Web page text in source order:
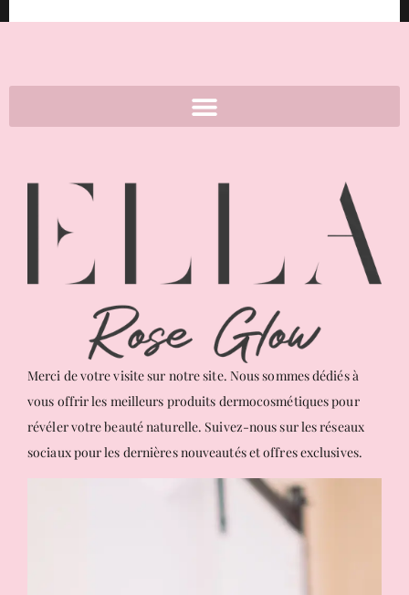
Merci de votre visite sur notre site. Nous sommes dédiés à
vous offrir les meilleurs produits dermocosmétiques pour
révéler votre beauté naturelle. Suivez-nous sur les réseaux
sociaux pour les dernières nouveautés et offres exclusives.